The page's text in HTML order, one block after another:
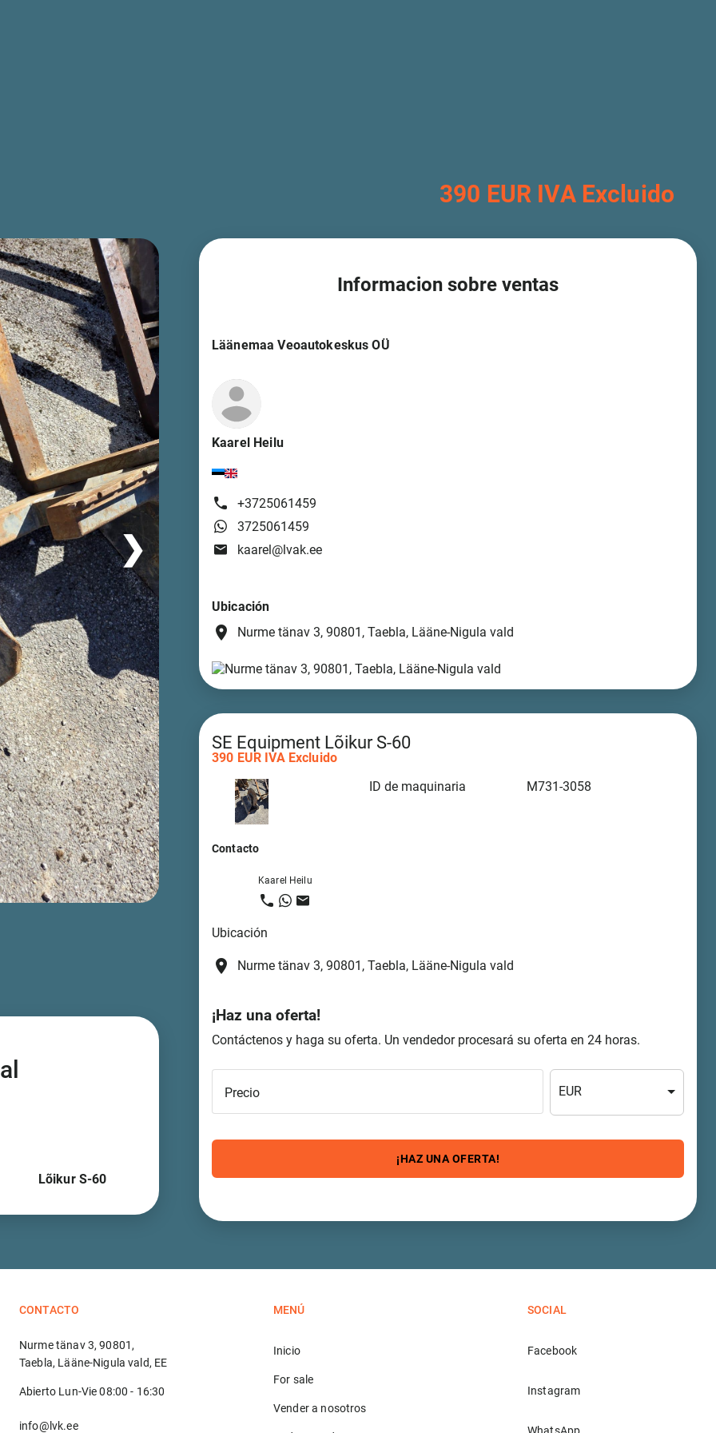
390 EUR IVA Excluido
❯
Lõikur S-60
Informacion sobre ventas
Läänemaa Veoautokeskus OÜ
Kaarel Heilu
+3725061459
3725061459
kaarel@lvak.ee
Ubicación
place Nurme tänav 3, 90801, Taebla, Lääne-Nigula vald
SE Equipment Lõikur S-60
390 EUR IVA Excluido
ID de maquinaria
M731-3058
Contacto
Kaarel Heilu
Ubicación
place Nurme tänav 3, 90801, Taebla, Lääne-Nigula vald
¡Haz una oferta!
Contáctenos y haga su oferta. Un vendedor procesará su oferta en 24 horas.
Precio EUR
¡HAZ UNA OFERTA!
CONTACTO
Nurme tänav 3, 90801,
Taebla, Lääne-Nigula vald, EE
Abierto Lun-Vie 08:00 - 16:30
info@lvk.ee
MENÚ
Inicio
For sale
Vender a nosotros
SOCIAL
Facebook
Instagram